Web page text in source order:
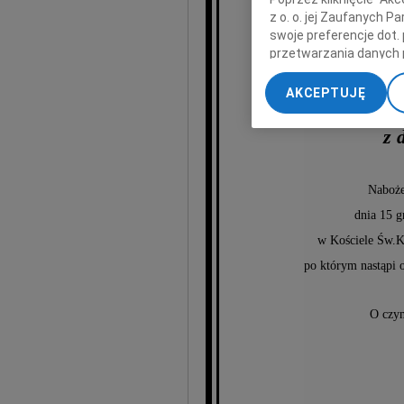
z
dnia 15
w Kościele
po którym nastąpi
O
z o. o. jej Zaufanych
swoje preferencje dot.
przetwarzania danych
„Ustawienia
My, nasi Zaufani
dokładnych danych
Przechowywanie
AKCEPTUJĘ